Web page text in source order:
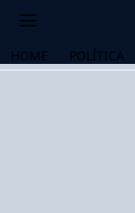
HOME POLÍTICA